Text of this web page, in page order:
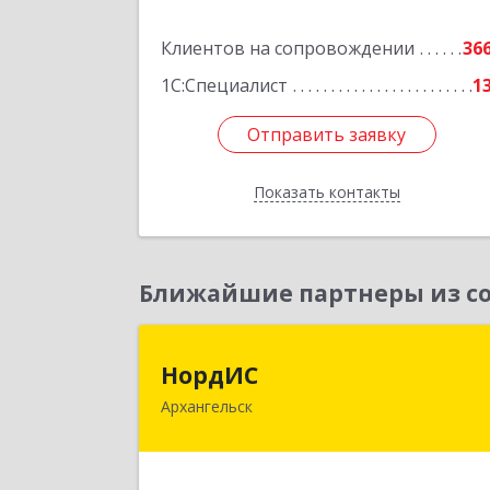
Клиентов на сопровождении
1С:Специалист
Отправить заявку
Показать контакты
Отправить заявку
Назад
Ближайшие партнеры из
НордИС
Архангельск